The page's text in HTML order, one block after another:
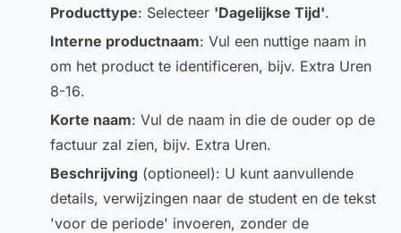
Producttype: Selecteer 'Dagelijkse Tijd'.
Interne productnaam: Vul een nuttige naam in
om het product te identificeren, bijv. Extra Uren
8-16.
Korte naam: Vul de naam in die de ouder op de
factuur zal zien, bijv. Extra Uren.
Beschrijving (optioneel): U kunt aanvullende
details, verwijzingen naar de student en de tekst
'voor de periode' invoeren, zonder de